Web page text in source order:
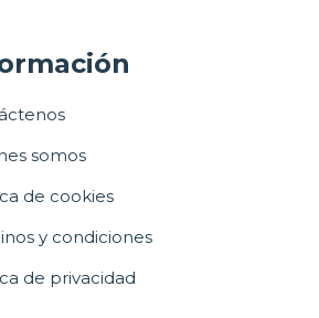
somos
de cookies
y condiciones
de privacidad